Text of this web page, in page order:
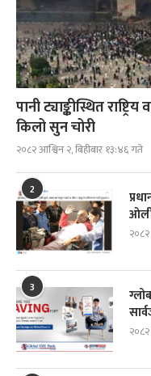
पानी ट्याङ्कीस्थित
किलो सुन चोरी
२०८२ आश्विन २, बिहीबार १३:४६ गते
2
3